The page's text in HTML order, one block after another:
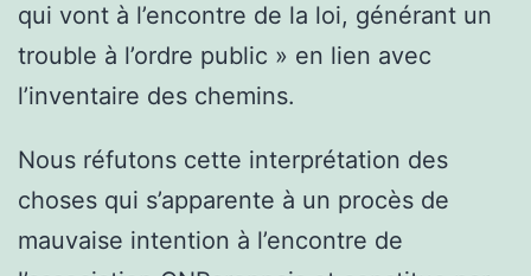
qui vont à l’encontre de la loi, générant un
trouble à l’ordre public » en lien avec
l’inventaire des chemins.
Nous réfutons cette interprétation des
choses qui s’apparente à un procès de
mauvaise intention à l’encontre de